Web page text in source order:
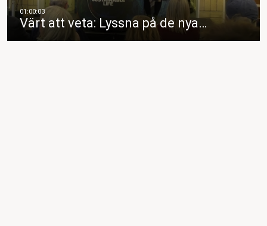
Värt att veta: Lyssna på de nya…